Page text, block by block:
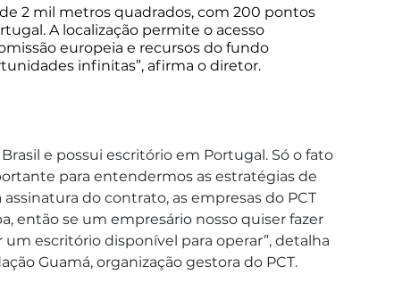
2 mil metros quadrados, com 200 pontos
A localização permite o acesso
europeia e recursos do fundo
infinitas”, afirma o diretor.
e possui escritório em Portugal. Só o fato
para entendermos as estratégias de
do contrato, as empresas do PCT
então se um empresário nosso quiser fazer
escritório disponível para operar”, detalha
Guamá, organização gestora do PCT.